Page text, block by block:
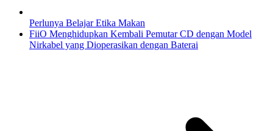
Perlunya Belajar Etika Makan
FiiO Menghidupkan Kembali Pemutar CD dengan Model
Nirkabel yang Dioperasikan dengan Baterai